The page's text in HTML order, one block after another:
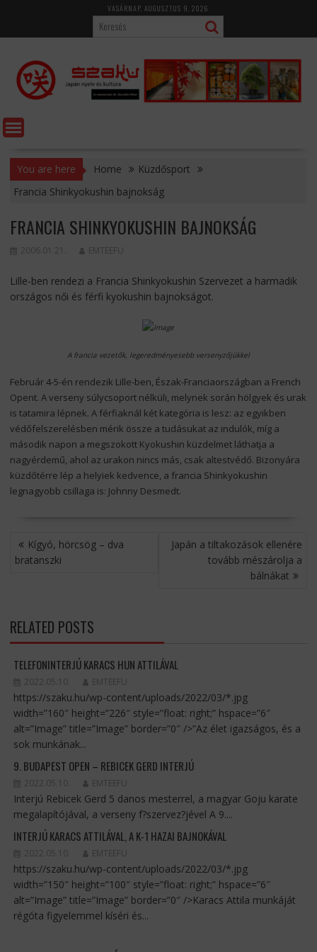
content
VASÁRNAP, AUGUSZTUS 9, 2026
You are here Home
Küzdősport
Francia Shinkyokushin bajnokság
FRANCIA SHINKYOKUSHIN BAJNOKSÁG
2006.01.21. EMTEEFU
Lille-ben rendezi a Francia Shinkyokushin Szervezet a harmadik
országos női és férfi kyokushin bajnokságot.
A francia vezetők, legeredményesebb versenyzőjükkel
Február 4-5-én rendezik Lille-ben, Észak-Franciaországban a French
Opent. A verseny súlycsoport nélküli, melynek során hölgyek és urak
is tatamira lépnek. A férfiaknál két kategória is lesz: az egyikben
védőfelszerelésben mérik össze a tudásukat az indulók, míg a
második napon a megszokott Kyokushin küzdelmet láthatja a
nagyérdemű, ahol az urakon nincs más, csak altestvédő. Bizonyára
küzdőtérre lép a helyiek kedvence, a francia Shinkyokushin
legnagyobb csillaga is: Johnny Desmedt.
BEJEGYZÉS
NAVIGÁCIÓ
Kígyó, hörcsög – dva
bratanszki
Japán a tiltakozások ellenére
tovább mészárolja a
bálnákat
RELATED POSTS
TELEFONINTERJÚ KARACS HUN ATTILÁVAL
2022.05.10. EMTEEFU
https://szaku.hu/wp-content/uploads/2022/03/*.jpg
width=”160″ height=”226″ style=”float: right;” hspace=”6″
alt=”Image” title=”Image” border=”0″ />”Az élet igazságos, és a
sok munkának...
9. BUDAPEST OPEN – REBICEK GERD INTERJÚ
2022.05.10. EMTEEFU
Interjú Rebicek Gerd 5 danos mesterrel, a magyar Goju karate
megalapítójával, a verseny f?szervez?jével A 9....
INTERJÚ KARACS ATTILÁVAL, A K-1 HAZAI BAJNOKÁVAL
2022.05.10. EMTEEFU
https://szaku.hu/wp-content/uploads/2022/03/*.jpg
width=”150″ height=”100″ style=”float: right;” hspace=”6″
alt=”Image” title=”Image” border=”0″ />Karacs Attila munkáját
régóta figyelemmel kíséri és...